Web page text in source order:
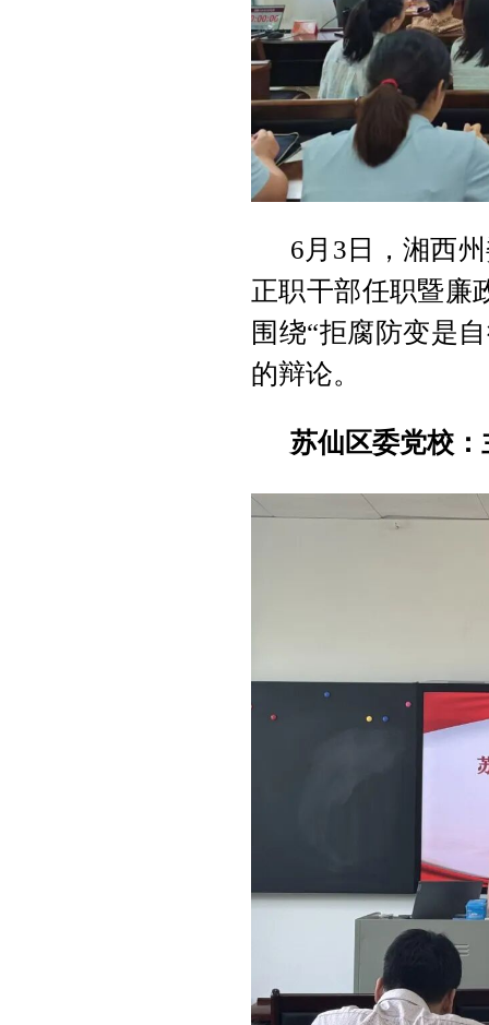
6月3日，湘西
正职干部任职暨廉
围绕“拒腐防变是
的辩论。
苏仙区委党校